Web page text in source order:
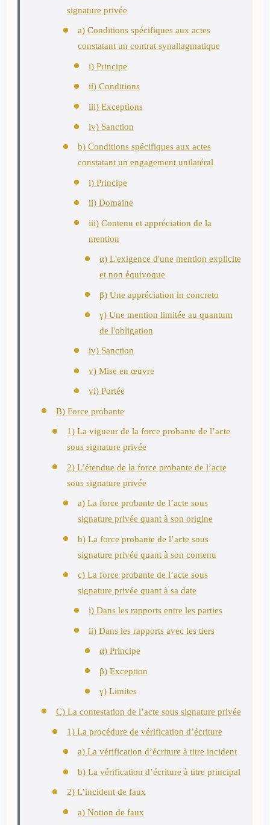
signature privée
a) Conditions spécifiques aux actes
constatant un contrat synallagmatique
i) Principe
ii) Conditions
iii) Exceptions
iv) Sanction
b) Conditions spécifiques aux actes
constatant un engagement unilatéral
i) Principe
ii) Domaine
iii) Contenu et appréciation de la
mention
α) L'exigence d'une mention explicite
et non équivoque
β) Une appréciation in concreto
γ) Une mention limitée au quantum
de l'obligation
iv) Sanction
v) Mise en œuvre
vi) Portée
B) Force probante
1) La vigueur de la force probante de l’acte
sous signature privée
2) L’étendue de la force probante de l’acte
sous signature privée
a) La force probante de l’acte sous
signature privée quant à son origine
b) La force probante de l’acte sous
signature privée quant à son contenu
c) La force probante de l’acte sous
signature privée quant à sa date
i) Dans les rapports entre les parties
ii) Dans les rapports avec les tiers
α) Principe
β) Exception
γ) Limites
C) La contestation de l’acte sous signature privée
1) La procédure de vérification d’écriture
a) La vérification d’écriture à titre incident
b) La vérification d’écriture à titre principal
2) L’incident de faux
a) Notion de faux